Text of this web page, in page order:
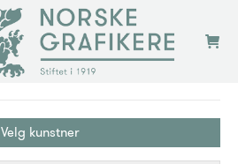
Velg kunstner